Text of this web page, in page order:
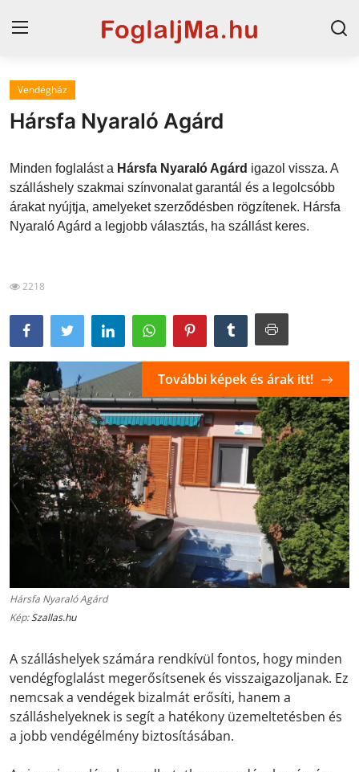
Magyarország
Horvát tengerpart
Szállások a Balatonon
Horvátország
Szállások Hajdúszoboszlón
Vendégház
Hársfa Nyaraló Agárd
Minden foglalást a Hársfa Nyaraló Agárd igazol vissza. A
szálláshely szakmai színvonalat garantál és a legolcsóbb
árakat nyújtja, amelyeket szerződésben rögzítenek. Hársfa
Nyaraló Agárd a legjobb választás, ha szállást keres.
2218
Hársfa Nyaraló Agárd
Kép:Szallas.hu
További képek és árak itt!
A szálláshelyek számára rendkívül fontos, hogy minden
vendégfoglalást megerősítsenek és visszaigazoljanak. Ez
nemcsak a vendégek bizalmát erősíti, hanem a
szálláshelyeknek is segít a hatékony üzemeltetésben és
a jobb vendégélmény biztosításában.